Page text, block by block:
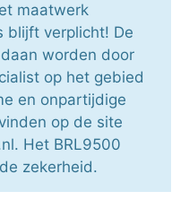
maatwerk
blijft verplicht! De
worden door
op het gebied
en onpartijdige
op de site
Het BRL9500
zekerheid.